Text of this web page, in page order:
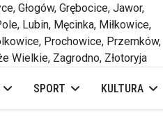
Głogów, Grębocice, Jawor,
Lubin, Męcinka, Miłkowice,
Prochowice, Przemków,
Wielkie, Zagrodno, Złotoryja
SPORT KULTURA